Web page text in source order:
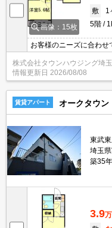
画像：15枚
敷
1
5階
お客様のニーズに合わせ
情報数No.1のタウンハ
株式会社タウンハウジング埼
情報更新日 2026/08/08
賃貸アパート オークタウン
東武
埼玉
築35年
3.9